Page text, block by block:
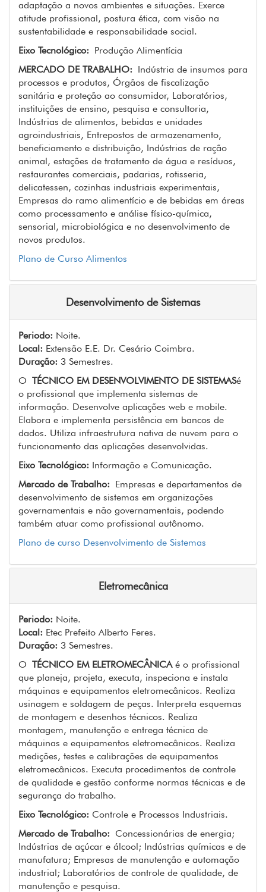
adaptação a novos ambientes e situações. Exerce
atitude profissional, postura ética, com visão na
sustentabilidade e responsabilidade social.
Eixo Tecnológico: Produção Alimentícia
MERCADO DE TRABALHO: Indústria de insumos para
processos e produtos, Órgãos de fiscalização
sanitária e proteção ao consumidor, Laboratórios,
instituições de ensino, pesquisa e consultoria,
Indústrias de alimentos, bebidas e unidades
agroindustriais, Entrepostos de armazenamento,
beneficiamento e distribuição, Indústrias de ração
animal, estações de tratamento de água e resíduos,
restaurantes comerciais, padarias, rotisseria,
delicatessen, cozinhas industriais experimentais,
Empresas do ramo alimentício e de bebidas em áreas
como processamento e análise físico-química,
sensorial, microbiológica e no desenvolvimento de
novos produtos.
Plano de Curso Alimentos
Desenvolvimento de Sistemas
Periodo: Noite.
Local: Extensão E.E. Dr. Cesário Coimbra.
Duração: 3 Semestres.
O TÉCNICO EM DESENVOLVIMENTO DE SISTEMASé
o profissional que implementa sistemas de
informação. Desenvolve aplicações web e mobile.
Elabora e implementa persistência em bancos de
dados. Utiliza infraestrutura nativa de nuvem para o
funcionamento das aplicações desenvolvidas.
Eixo Tecnológico: Informação e Comunicação.
Mercado de Trabalho: Empresas e departamentos de
desenvolvimento de sistemas em organizações
governamentais e não governamentais, podendo
também atuar como profissional autônomo.
Plano de curso Desenvolvimento de Sistemas
Eletromecânica
Periodo: Noite.
Local: Etec Prefeito Alberto Feres.
Duração: 3 Semestres.
O TÉCNICO EM ELETROMECÂNICA é o profissional
que planeja, projeta, executa, inspeciona e instala
máquinas e equipamentos eletromecânicos. Realiza
usinagem e soldagem de peças. Interpreta esquemas
de montagem e desenhos técnicos. Realiza
montagem, manutenção e entrega técnica de
máquinas e equipamentos eletromecânicos. Realiza
medições, testes e calibrações de equipamentos
eletromecânicos. Executa procedimentos de controle
de qualidade e gestão conforme normas técnicas e de
segurança do trabalho.
Eixo Tecnológico: Controle e Processos Industriais.
Mercado de Trabalho: Concessionárias de energia;
Indústrias de açúcar e álcool; Indústrias químicas e de
manufatura; Empresas de manutenção e automação
industrial; Laboratórios de controle de qualidade, de
manutenção e pesquisa.